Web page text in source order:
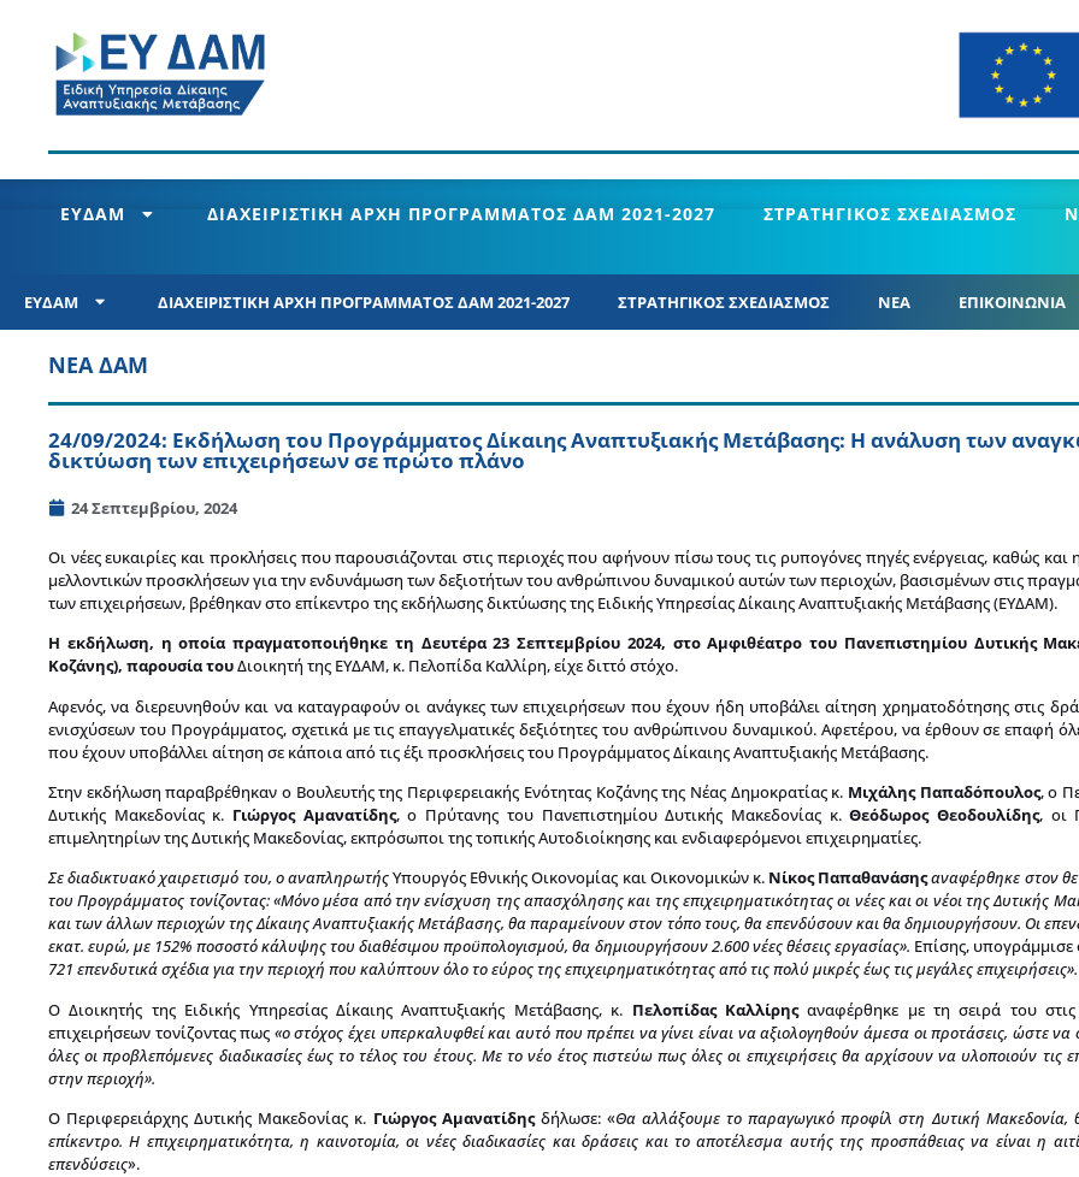
ΕΥΔΑΜ ΔΙΑΧΕΙΡΙΣΤΙΚΗ ΑΡΧΗ ΠΡΟΓΡΑΜΜΑΤΟΣ ΔΑΜ 2021-2027 ΣΤΡΑΤΗΓΙΚΟΣ ΣΧΕΔΙΑΣΜΟΣ
ΕΥΔΑΜ ΔΙΑΧΕΙΡΙΣΤΙΚΗ ΑΡΧΗ ΠΡΟΓΡΑΜΜΑΤΟΣ ΔΑΜ 2021-2027 ΣΤΡΑΤΗΓΙΚΟΣ ΣΧΕΔΙΑΣΜΟΣ ΝΕΑ ΕΠΙΚΟΙΝΩΝΙΑ
ΝΕΑ ΔΑΜ
24/09/2024: Εκδήλωση του Προγράμματος Δίκαιης Αναπτυξιακής Μετάβασης: Η ανάλυση των
δικτύωση των επιχειρήσεων σε πρώτο πλάνο
24 Σεπτεμβρίου, 2024
Οι νέες ευκαιρίες και προκλήσεις που παρουσιάζονται στις περιοχές που αφήνουν πίσω τους τις ρυπογόνες πηγές ενέργειας, καθώς
μελλοντικών προσκλήσεων για την ενδυνάμωση των δεξιοτήτων του ανθρώπινου δυναμικού αυτών των περιοχών, βασισμένων στις
των επιχειρήσεων, βρέθηκαν στο επίκεντρο της εκδήλωσης δικτύωσης της Ειδικής Υπηρεσίας Δίκαιης Αναπτυξιακής Μετάβασης (ΕΥΔΑΜ).
Η εκδήλωση, η οποία πραγματοποιήθηκε τη Δευτέρα 23 Σεπτεμβρίου 2024, στο Αμφιθέατρο του Πανεπιστημίου Δυτικής
Κοζάνης), παρουσία τουΔιοικητή της ΕΥΔΑΜ, κ. Πελοπίδα Καλλίρη, είχε διττό στόχο.
Αφενός, να διερευνηθούν και να καταγραφούν οι ανάγκες των επιχειρήσεων που έχουν ήδη υποβάλει αίτηση χρηματοδότησης στις
ενισχύσεων του Προγράμματος, σχετικά με τις επαγγελματικές δεξιότητες του ανθρώπινου δυναμικού. Αφετέρου, να έρθουν σε επαφή
που έχουν υποβάλλει αίτηση σε κάποια από τις έξι προσκλήσεις του Προγράμματος Δίκαιης Αναπτυξιακής Μετάβασης.
Στην εκδήλωση παραβρέθηκαν ο Βουλευτής της Περιφερειακής Ενότητας Κοζάνης της Νέας Δημοκρατίας κ. Μιχάλης Παπαδόπουλος, ο
Δυτικής Μακεδονίας κ. Γιώργος Αμανατίδης, ο Πρύτανης του Πανεπιστημίου Δυτικής Μακεδονίας κ.Θεόδωρος Θεοδουλίδης, οι
επιμελητηρίων της Δυτικής Μακεδονίας, εκπρόσωποι της τοπικής Αυτοδιοίκησης και ενδιαφερόμενοι επιχειρηματίες.
Σε διαδικτυακό χαιρετισμό του, ο αναπληρωτήςΥπουργός Εθνικής Οικονομίας και Οικονομικών κ.Νίκος Παπαθανάσηςαναφέρθηκε στον
του Προγράμματος τονίζοντας:«Μόνο μέσα από την ενίσχυση της απασχόλησης και της επιχειρηματικότητας οι νέες και οι νέοι της Δυτικής
και των άλλων περιοχών της Δίκαιης Αναπτυξιακής Μετάβασης, θα παραμείνουν στον τόπο τους, θα επενδύσουν και θα δημιουργήσουν. Οι
εκατ. ευρώ, με 152% ποσοστό κάλυψης του διαθέσιμου προϋπολογισμού, θα δημιουργήσουν 2.600 νέες θέσεις εργασίας». Επίσης, υπογράμμισε
721 επενδυτικά σχέδια για την περιοχή που καλύπτουν όλο το εύρος της επιχειρηματικότητας από τις πολύ μικρές έως τις μεγάλες επιχειρήσεις».
Ο Διοικητής της Ειδικής Υπηρεσίας Δίκαιης Αναπτυξιακής Μετάβασης, κ. Πελοπίδας Καλλίρηςαναφέρθηκε με τη σειρά του στις
επιχειρήσεων τονίζοντας πως «ο στόχος έχει υπερκαλυφθεί και αυτό που πρέπει να γίνει είναι να αξιολογηθούν άμεσα οι προτάσεις, ώστε
όλες οι προβλεπόμενες διαδικασίες έως το τέλος του έτους. Με το νέο έτος πιστεύω πως όλες οι επιχειρήσεις θα αρχίσουν να υλοποιούν τις
στην περιοχή».
Ο Περιφερειάρχης Δυτικής Μακεδονίας κ. Γιώργος Αμανατίδηςδήλωσε: «Θα αλλάξουμε το παραγωγικό προφίλ στη Δυτική Μακεδονία,
επίκεντρο. Η επιχειρηματικότητα, η καινοτομία, οι νέες διαδικασίες και δράσεις και το αποτέλεσμα αυτής της προσπάθειας να είναι η
επενδύσεις».